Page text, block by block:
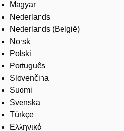
Magyar
Nederlands
Nederlands (België)
Norsk
Polski
Português
Slovenčina
Suomi
Svenska
Türkçe
Ελληνικά